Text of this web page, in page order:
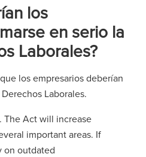
los
en serio la
Laborales?
los empresarios deberían
Laborales.
The Act will increase
important areas. If
on outdated